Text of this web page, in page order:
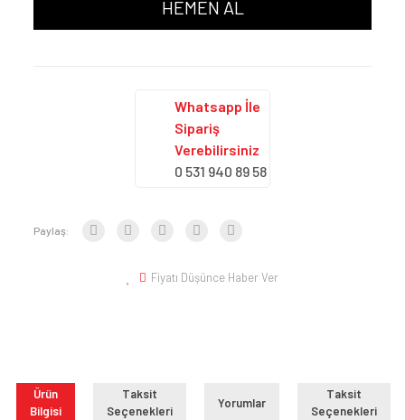
HEMEN AL
Whatsapp İle
Sipariş
Verebilirsiniz
0 531 940 89 58
Paylaş:
Fiyatı Düşünce Haber Ver
Ürün
Bilgisi
Taksit
Seçenekleri
Yorumlar
Taksit
Seçenekleri